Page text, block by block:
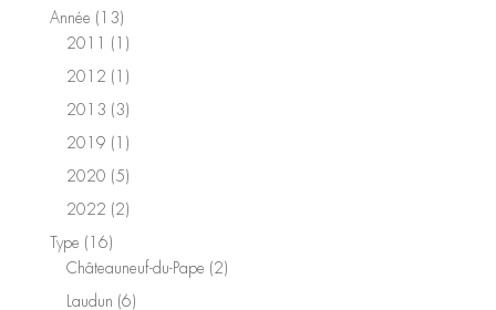
produits
Année 1313
produits
2011
1
produit
2012
1
produit
2013 33
produits
2019
1
produit
2020 55
produits
2022 22
Type 1616
produits
Châteauneuf-du-Pape 22
Laudun 66